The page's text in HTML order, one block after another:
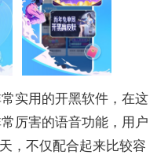
实用的开黑软件，在这
厉害的语音功能，用户
，不仅配合起来比较容